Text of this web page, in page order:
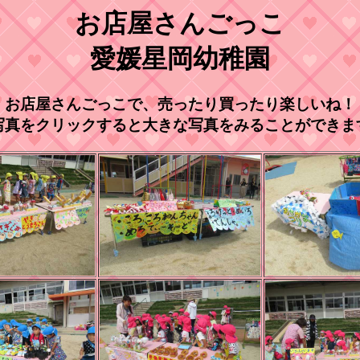
お店屋さんごっこ
愛媛星岡幼稚園
お店屋さんごっこで、売ったり買ったり楽しいね！
真をクリックすると大きな写真をみることができま